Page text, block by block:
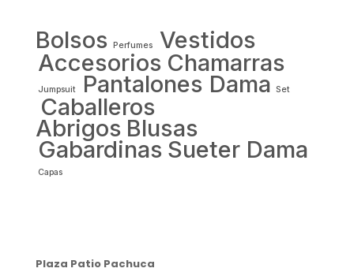
Bolsos Perfumes
Vestidos
Accesorios Chamarras
Jumpsuit Pantalones Dama Set
Caballeros
Abrigos Blusas
Gabardinas Sueter Dama
Capas
Plaza Patio Pachuca